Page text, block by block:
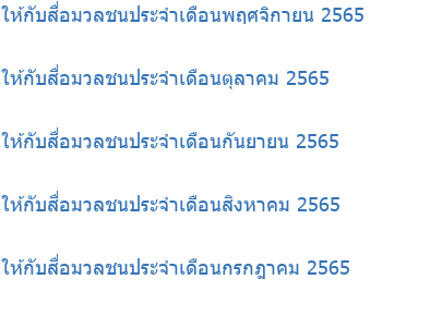
ห้กับสื่อมวลชนประจำเดือนพฤศจิกายน 2565
ห้กับสื่อมวลชนประจำเดือนตุลาคม 2565
ห้กับสื่อมวลชนประจำเดือนกันยายน 2565
ห้กับสื่อมวลชนประจำเดือนสิงหาคม 2565
ห้กับสื่อมวลชนประจำเดือนกรกฎาคม 2565